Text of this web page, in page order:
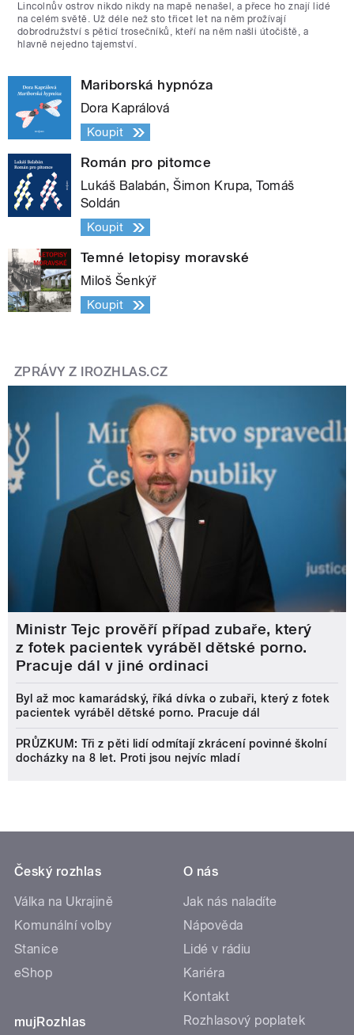
Lincolnův ostrov nikdo nikdy na mapě nenašel, a přece ho znají lidé
na celém světě. Už déle než sto třicet let na něm prožívají
dobrodružství s pěticí trosečníků, kteří na něm našli útočiště, a
hlavně nejedno tajemství.
Mariborská hypnóza
Dora Kaprálová
Koupit
Román pro pitomce
Lukáš Balabán, Šimon Krupa, Tomáš
Soldán
Koupit
Temné letopisy moravské
Miloš Šenkýř
Koupit
ZPRÁVY Z IROZHLAS.CZ
Ministr Tejc prověří případ zubaře, který
z fotek pacientek vyráběl dětské porno.
Pracuje dál v jiné ordinaci
Byl až moc kamarádský, říká dívka o zubaři, který z fotek
pacientek vyráběl dětské porno. Pracuje dál
PRŮZKUM: Tři z pěti lidí odmítají zkrácení povinné školní
docházky na 8 let. Proti jsou nejvíc mladí
Český rozhlas
Válka na Ukrajině
Komunální volby
Stanice
eShop
mujRozhlas
O nás
Jak nás naladíte
Nápověda
Lidé v rádiu
Kariéra
Kontakt
Rozhlasový poplatek